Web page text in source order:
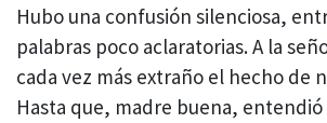
Hubo una confusión silenciosa,
palabras poco aclaratorias. A la
cada vez más extraño el hecho de
Hasta que, madre buena, entendió